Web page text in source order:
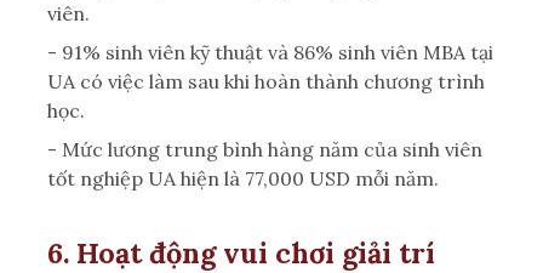
viên.
- 91% sinh viên kỹ thuật và 86% sinh viên MBA tại
UA có việc làm sau khi hoàn thành chương trình
học.
- Mức lương trung bình hàng năm của sinh viên
tốt nghiệp UA hiện là 77,000 USD mỗi năm.
6. Hoạt động vui chơi giải trí